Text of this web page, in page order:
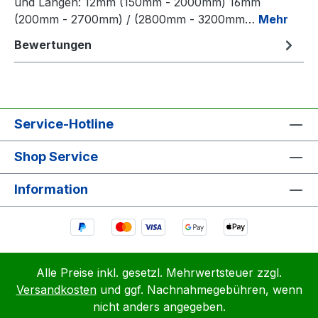
(200mm - 2700mm) / (2800mm - 3200mm… Mehr
Bewertungen
Service-Hotline
Shop Service
Information
Alle Preise inkl. gesetzl. Mehrwertsteuer zzgl.
Versandkostenund ggf. Nachnahmegebühren, wenn
nicht anders angegeben.